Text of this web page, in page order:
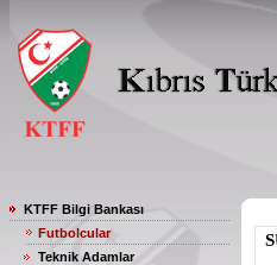
KTFF Bilgi Bankası
Futbolcular
Teknik Adamlar